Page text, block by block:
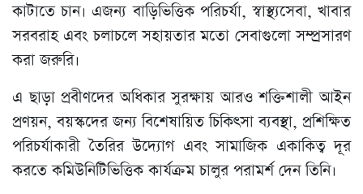
কাটাতে চান। এজন্য বাড়িভিত্তিক পরিচর্যা, স্বাস্থ্যসেবা, খাবার
সরবরাহ এবং চলাচলে সহায়তার মতো সেবাগুলো সম্প্রসারণ
করা জরুরি।
এ ছাড়া প্রবীণদের অধিকার সুরক্ষায় আরও শক্তিশালী আইন
প্রণয়ন, বয়স্কদের জন্য বিশেষায়িত চিকিৎসা ব্যবস্থা, প্রশিক্ষিত
পরিচর্যাকারী তৈরির উদ্যোগ এবং সামাজিক একাকিত্ব দূর
করতে কমিউনিটিভিত্তিক কার্যক্রম চালুর পরামর্শ দেন তিনি।